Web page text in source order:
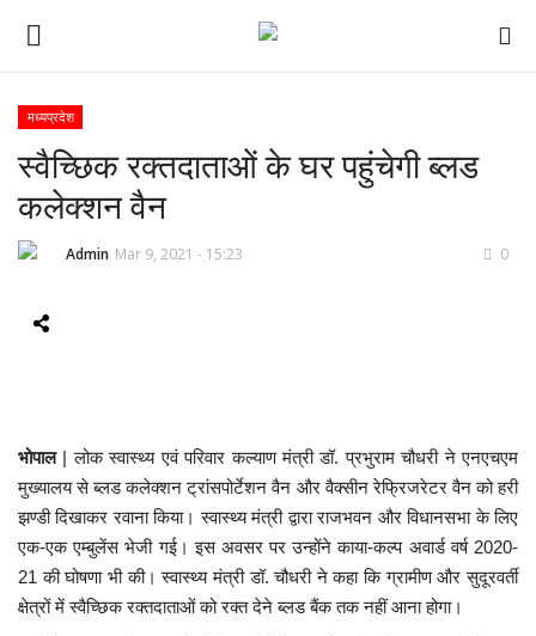
ई-पेपर
होम
देश
दुनिया
मध्यप्रदेश
मध्यप्रदेश
स्वैच्छिक रक्तदाताओं के घर पहुंचेगी ब्लड
कलेक्शन वैन
Admin Mar 9, 2021 - 15:23 0
भोपाल | लोक स्वास्थ्य एवं परिवार कल्याण मंत्री डॉ. प्रभुराम चौधरी ने एनएचएम
मुख्यालय से ब्लड कलेक्शन ट्रांसपोर्टेशन वैन और वैक्सीन रेफ्रिजरेटर वैन को हरी
झण्डी दिखाकर रवाना किया। स्वास्थ्य मंत्री द्वारा राजभवन और विधानसभा के लिए
एक-एक एम्बुलेंस भेजी गई। इस अवसर पर उन्होंने काया-कल्प अवार्ड वर्ष 2020-
21 की घोषणा भी की। स्वास्थ्य मंत्री डॉ. चौधरी ने कहा कि ग्रामीण और सुदूरवर्ती
क्षेत्रों में स्वैच्छिक रक्तदाताओं को रक्त देने ब्लड बैंक तक नहीं आना होगा।